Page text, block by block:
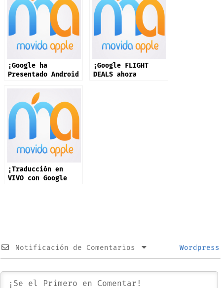
¡Google ha
Presentado Android
Todas las
Novedades
¡Google FLIGHT
DEALS ahora
¡Traducción en
VIVO con Google
Notificación de Comentarios Wordpress